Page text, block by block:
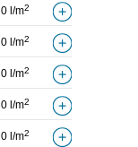
0 l/m2
0 l/m2
0 l/m2
0 l/m2
0 l/m2